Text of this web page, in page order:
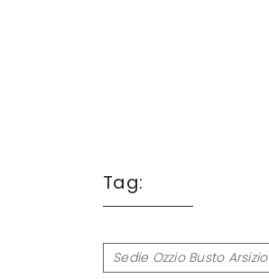
Tag:
Sedie Ozzio Busto Arsizio